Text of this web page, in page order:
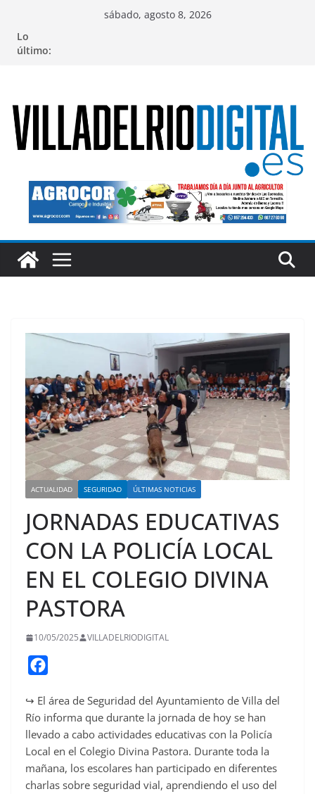
contenido
sábado, agosto 8, 2026
Lo
último:
ACTUALIDAD SEGURIDAD ÚLTIMAS NOTICIAS
JORNADAS EDUCATIVAS
CON LA POLICÍA LOCAL
EN EL COLEGIO DIVINA
PASTORA
10/05/2025 VILLADELRIODIGITAL
c
e
b
o
o
↪️ El área de Seguridad del Ayuntamiento de Villa del
Río informa que durante la jornada de hoy se han
llevado a cabo actividades educativas con la Policía
Local en el Colegio Divina Pastora. Durante toda la
mañana, los escolares han participado en diferentes
charlas sobre seguridad vial, aprendiendo el uso del